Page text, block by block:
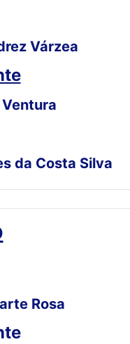
Várzea
da Costa Silva
Rosa